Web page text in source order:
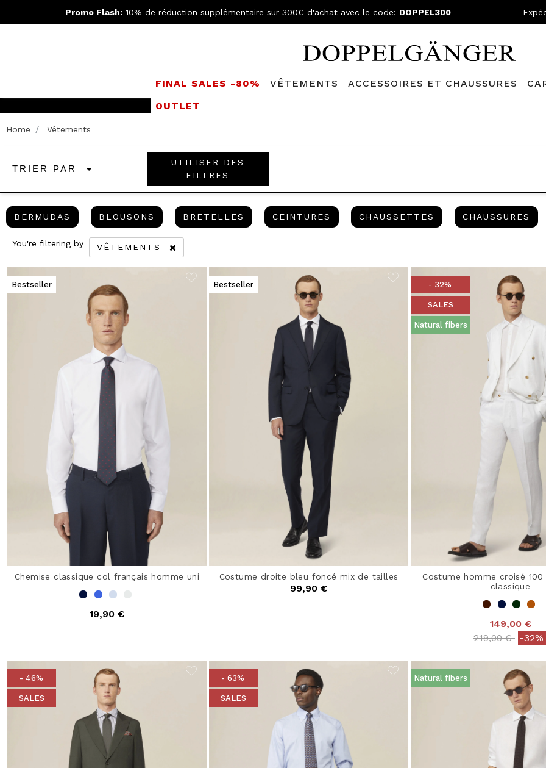
Promo Flash: 10% de réduction supplémentaire sur 300€ d'achat avec le code: DOPPEL300
FINAL SALES -80% VÊTEMENTS ACCESSOIRES ET CHAUSSURES
OUTLET
Home Vêtements
TRIER PAR
UTILISER DES
FILTRES
BERMUDAS BERMUDASBLOUSONS BLOUSONSBRETELLES BRETELLES
CEINTURES CEINTURES
CHAUSSETTES CHAUSSETTES
CHAUSSURES
You're filtering by
VÊTEMENTS
REMOVE FILTER CURRENTLY REFINED BY CATÉGORIE: VÊTEMENTS
Bestseller
Chemise classique col français homme uni
19,90 €
Bestseller
Costume droite bleu foncé mix de tailles
99,90 €
- 32%
SALES
Natural fibers
Costume homme croisé
classique
149,00 €
Price reduced
219,00 €to-32%
- 46%
SALES
- 63%
SALES
Natural fibers